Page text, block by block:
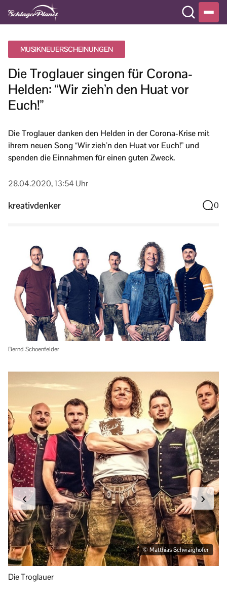
MUSIKNEUERSCHEINUNGEN
Die Troglauer singen für Corona-
Helden: “Wir zieh’n den Huat vor
Euch!”
Die Troglauer danken den Helden in der Corona-Krise mit
ihrem neuen Song “Wir zieh’n den Huat vor Euch!” und
spenden die Einnahmen für einen guten Zweck.
28.04.2020, 13:54 Uhr
kreativdenker 0
Bernd Schoenfelder
‹
Die Troglauer
© Matthias Schwaighofer
›